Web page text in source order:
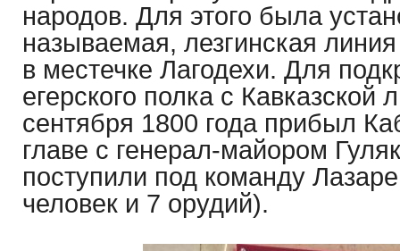
народов. Для этого была
называемая, лезгинская
в местечке Лагодехи. Для
егерского полка с
сентября 1800 года прибыл
главе с генерал-майором
поступили под команду
человек и 7 орудий).